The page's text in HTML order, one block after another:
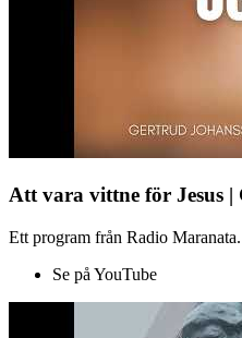
Att vara vittne för Jesus |
Ett program från Radio Maranata.
Se på YouTube